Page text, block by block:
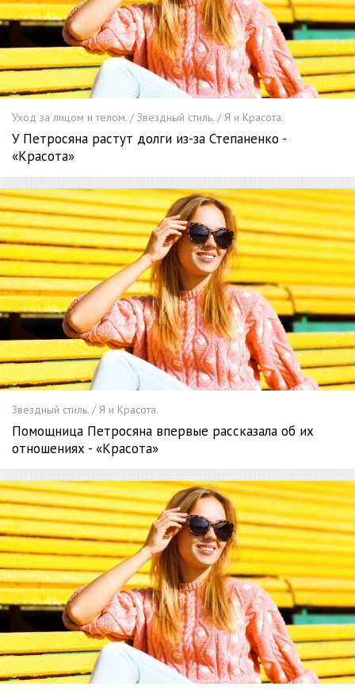
Уход за лицом и телом. / Звездный стиль. / Я и Красота.
У Петросяна растут долги из-за Степаненко -
«Красота»
Звездный стиль. / Я и Красота.
Помощница Петросяна впервые рассказала об их
отношениях - «Красота»